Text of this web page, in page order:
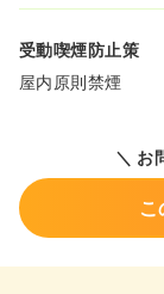
受動喫煙防止策
屋内原則禁煙
＼ お